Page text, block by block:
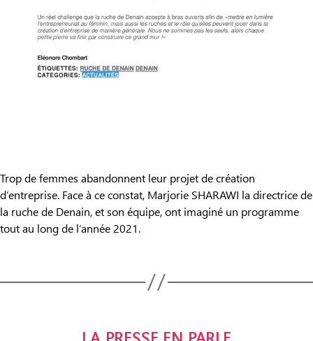
Trop de femmes abandonnent leur projet de création
d’entreprise. Face à ce constat, Marjorie SHARAWI la directrice de
la ruche de Denain, et son équipe, ont imaginé un programme
tout au long de l’année 2021.